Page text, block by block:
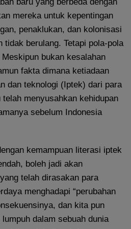
mereka untuk kepentingan
penaklukan, dan kolonisasi
tidak berulang. Tetapi pola-pola
bukan kesalahan
fakta dimana ketiadaan
dan teknologi (Iptek) dari para
menyusahkan kehidupan
sebelum Indonesia
kemampuan literasi iptek
boleh jadi akan
telah dirasakan para
menghadapi “perubahan
dan kita pun
dalam sebuah dunia